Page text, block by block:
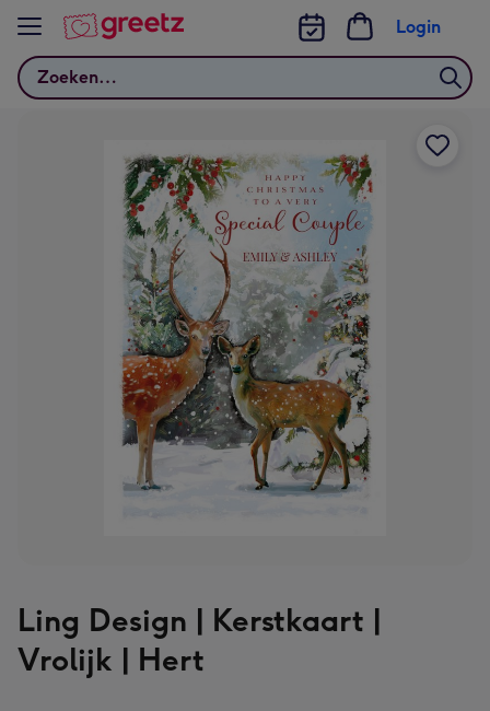
Bekijk meer
Zoeken
Login
Ling Design | Kerstkaart |
Vrolijk | Hert